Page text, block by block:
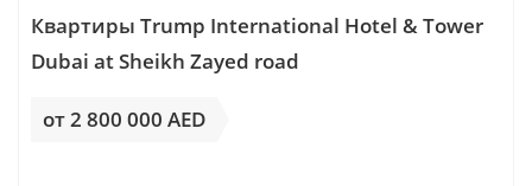
Квартиры Trump International Hotel & Tower
Dubai at Sheikh Zayed road
от 2 800 000 AED